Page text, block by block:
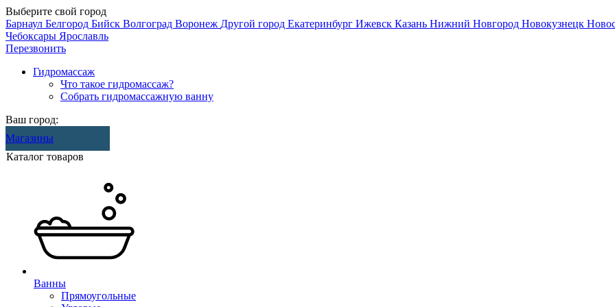
Выберите свой город
Барнаул Белгород Бийск Волгоград Воронеж Другой город Екатеринбург Ижевск Казань Нижний Новгород Новокузнецк
Чебоксары Ярославль
Перезвонить
Гидромассаж
Что такое гидромассаж?
Собрать гидромассажную ванну
Ваш город:
Магазины
Каталог товаров
Ванны
Прямоугольные